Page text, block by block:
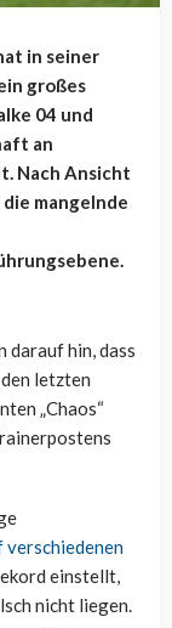
in seiner
großes
04 und
an
Nach Ansicht
mangelnde
darauf hin, dass
letzten
„Chaos“
verschiedenen
einstellt,
nicht liegen.